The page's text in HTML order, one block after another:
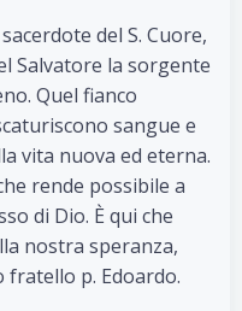
del S. Cuore,
Salvatore la sorgente
Quel fianco
sangue e
vita nuova ed eterna.
rende possibile a
di Dio. È qui che
nostra speranza,
p. Edoardo.